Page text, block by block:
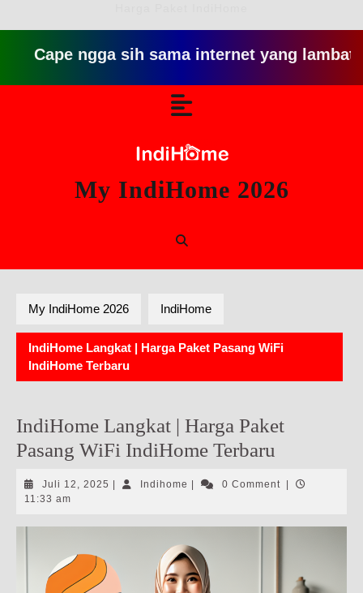
ngga sih sama internet yang lambat
My IndiHome 2026
My IndiHome 2026 IndiHome
IndiHome Langkat | Harga Paket Pasang WiFi
IndiHome Terbaru
IndiHome Langkat | Harga Paket
Pasang WiFi IndiHome Terbaru
Juli 12, 2025 Juli
Indihome Indihome0 Comment
11:33 am